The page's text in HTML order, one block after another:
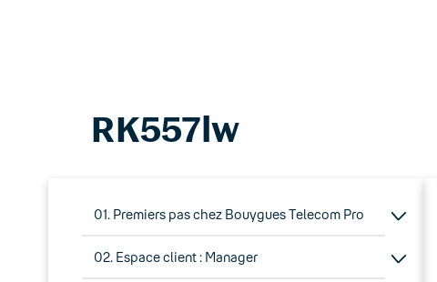
RK557lw
01. Premiers pas chez Bouygues Telecom Pro
02. Espace client : Manager